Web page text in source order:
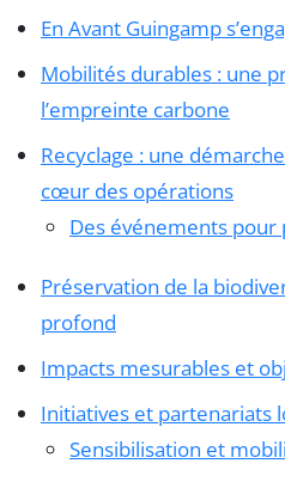
En Avant Guingamp
Mobilités durables : une
l’empreinte carbone
Recyclage : une
cœur des opérations
Des événements
Préservation de la
profond
Impacts mesurables et
Initiatives et partenariats
Sensibilisation et